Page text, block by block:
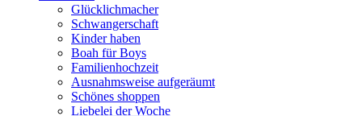
Glücklichmacher
Schwangerschaft
Kinder haben
Boah für Boys
Familienhochzeit
Ausnahmsweise aufgeräumt
Schönes shoppen
Liebelei der Woche